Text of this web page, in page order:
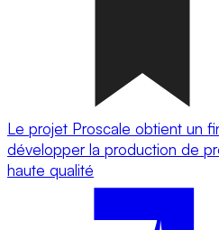
Le projet Proscale obtient un
développer la production de
haute qualité